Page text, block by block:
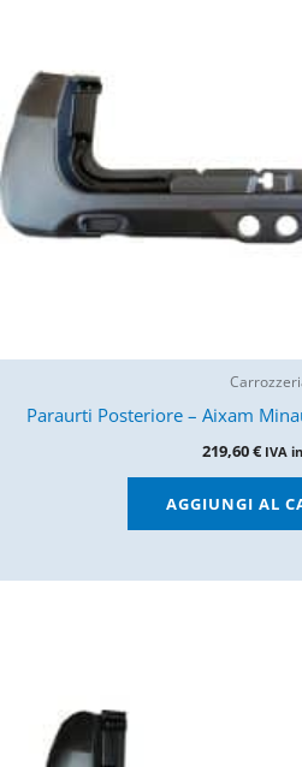
Paraurti Posteriore – Aixam
219,60€ IVA
AGGIUNGI AL